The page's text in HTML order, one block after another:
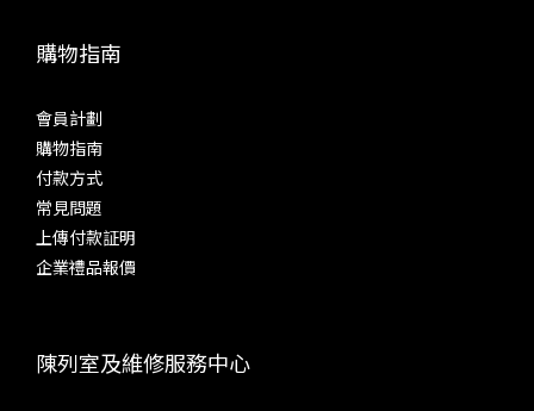
購物指南
會員計劃
購物指南
付款方式
常見問題
上傳付款証明
企業禮品報價
陳列室及維修服務中心